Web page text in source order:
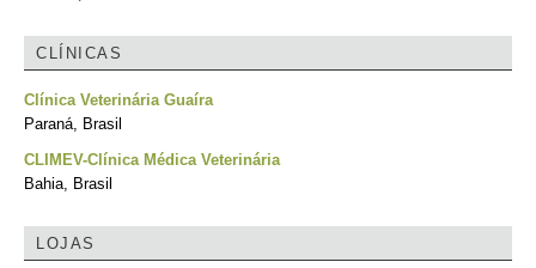
CLÍNICAS
Clínica Veterinária Guaíra
Paraná, Brasil
CLIMEV-Clínica Médica Veterinária
Bahia, Brasil
LOJAS